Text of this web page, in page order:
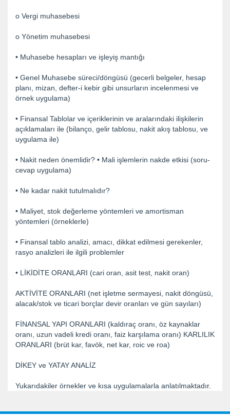
o Vergi muhasebesi
o Yönetim muhasebesi
• Muhasebe hesapları ve işleyiş mantığı
• Genel Muhasebe süreci/döngüsü (gecerli belgeler, hesap
planı, mizan, defter-i kebir gibi unsurların incelenmesi ve
örnek uygulama)
• Finansal Tablolar ve içeriklerinin ve aralarındaki ilişkilerin
açıklamaları ile (bilanço, gelir tablosu, nakit akış tablosu, ve
uygulama ile)
• Nakit neden önemlidir? • Mali işlemlerin nakde etkisi (soru-
cevap uygulama)
• Ne kadar nakit tutulmalıdır?
• Maliyet, stok değerleme yöntemleri ve amortisman
yöntemleri (örneklerle)
• Finansal tablo analizi, amacı, dikkat edilmesi gerekenler,
rasyo analizleri ile ilgili problemler
• LİKİDİTE ORANLARI (cari oran, asit test, nakit oran)
AKTİVİTE ORANLARI (net işletme sermayesi, nakit döngüsü,
alacak/stok ve ticari borçlar devir oranları ve gün sayıları)
FİNANSAL YAPI ORANLARI (kaldıraç oranı, öz kaynaklar
oranı, uzun vadeli kredi oranı, faiz karşılama oranı) KARLILIK
ORANLARI (brüt kar, favök, net kar, roic ve roa)
DİKEY ve YATAY ANALİZ
Yukarıdakiler örnekler ve kısa uygulamalarla anlatılmaktadır.